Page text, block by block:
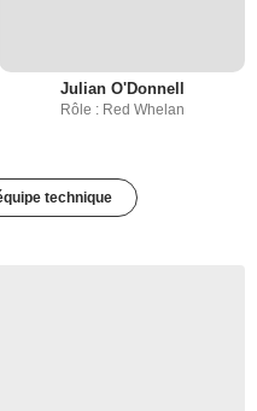
Julian O'Donnell
Rôle : Red Whelan
technique